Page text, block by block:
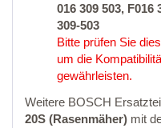
016 309 503, F016
309-503
Bitte prüfen Sie
um die
gewährleisten.
Weitere BOSCH
20S (Rasenmäher) mit